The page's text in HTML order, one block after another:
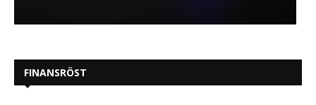
FINANSRÖST